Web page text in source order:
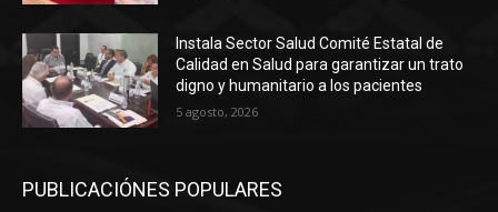
Instala Sector Salud Comité Estatal de
Calidad en Salud para garantizar un trato
digno y humanitario a los pacientes
5 agosto, 2026
PUBLICACIÓNES POPULARES